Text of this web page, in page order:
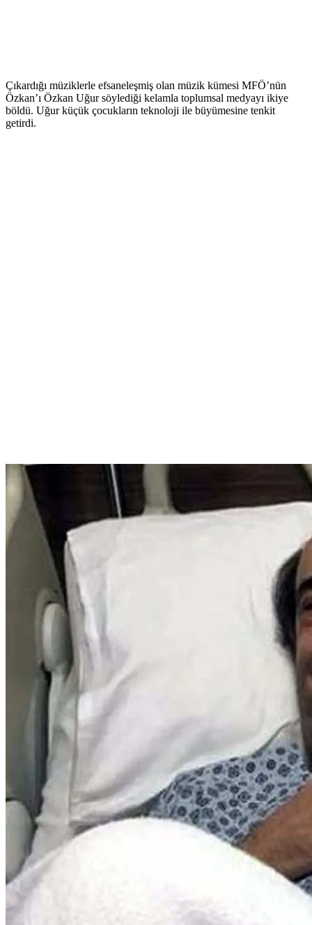
Çıkardığı müziklerle efsaneleşmiş olan müzik kümesi MFÖ’nün
Özkan’ı Özkan Uğur söylediği kelamla toplumsal medyayı ikiye
böldü. Uğur küçük çocukların teknoloji ile büyümesine tenkit
getirdi.